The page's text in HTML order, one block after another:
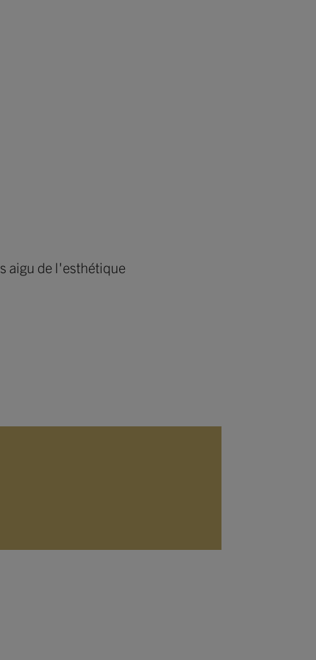
aigu de l'esthétique